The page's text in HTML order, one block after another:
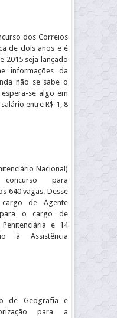
dos Correios
de dois anos e é
2015 seja lançado
informações da
não se sabe o
se algo em
entre R$ 1, 8
Nacional)
para
640 vagas. Desse
de Agente
para o cargo de
Penitenciária e 14
à Assistência
de Geografia e
para a